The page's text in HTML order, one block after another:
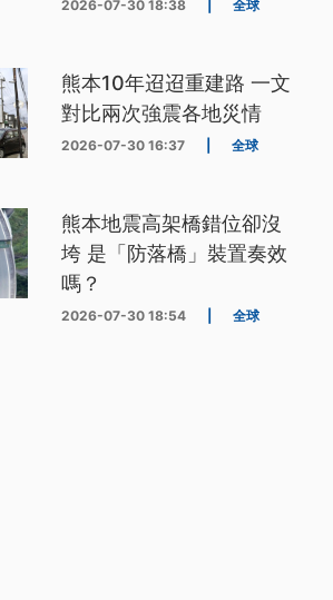
2026-07-30 18:38 全球
熊本10年迢迢重建路 一文
對比兩次強震各地災情
2026-07-30 16:37 全球
熊本地震高架橋錯位卻沒
垮 是「防落橋」裝置奏效
嗎？
2026-07-30 18:54 全球